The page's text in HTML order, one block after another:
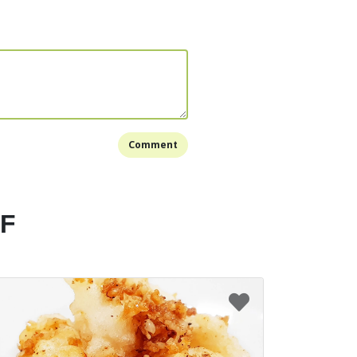
secukupnya di wajan.
dibuat.
ke dalam wajan dan goreng hingga matang dan
matikan kompornya, angkat dan tiris dengan tisu
daun parsley yang sudah dihaluskan
portobello mushroom fries dapat disajikan
tomato.
Comment